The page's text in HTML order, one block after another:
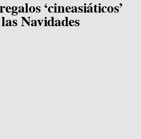
‘cineasiáticos’
Navidades